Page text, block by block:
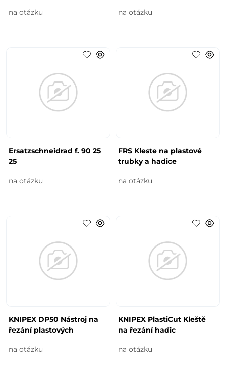
na otázku na otázku
Ersatzschneidrad f. 90 25
25
na otázku
FRS Kleste na plastové
trubky a hadice
na otázku
KNIPEX DP50 Nástroj na
řezání plastových
na otázku
KNIPEX PlastiCut Kleště
na řezání hadic
na otázku